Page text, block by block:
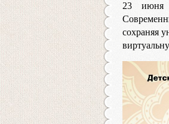
23 июня
сохраняя